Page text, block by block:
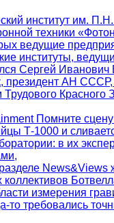
институт им.
техники
ведущие
институты,
Сергей
АН СССР,
Помните
Т-1000 и
в их
News&Views
измерения
то требовались